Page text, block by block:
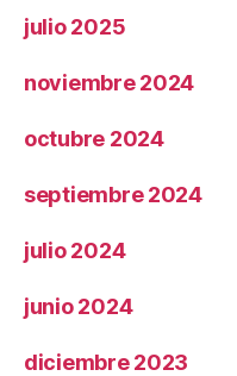
julio 2025
noviembre 2024
octubre 2024
septiembre 2024
julio 2024
junio 2024
diciembre 2023